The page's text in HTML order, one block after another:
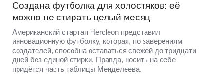
Создана футболка для холостяков: её
можно не стирать целый месяц
Американский стартап Hercleon представил
инновационную футболку, которая, по заверениям
создателей, способна оставаться свежей до тридцати
дней без единой стирки. Правда, носить на себе
придётся часть таблицы Менделеева.